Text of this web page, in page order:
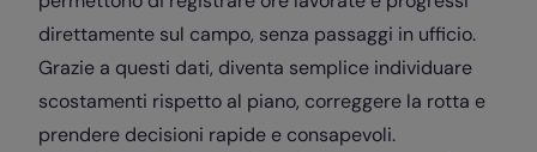
direttamente sul campo, senza passaggi in ufficio.
Grazie a questi dati, diventa semplice individuare
scostamenti rispetto al piano, correggere la rotta e
prendere decisioni rapide e consapevoli.